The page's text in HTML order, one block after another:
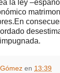
la ley
en 13:39